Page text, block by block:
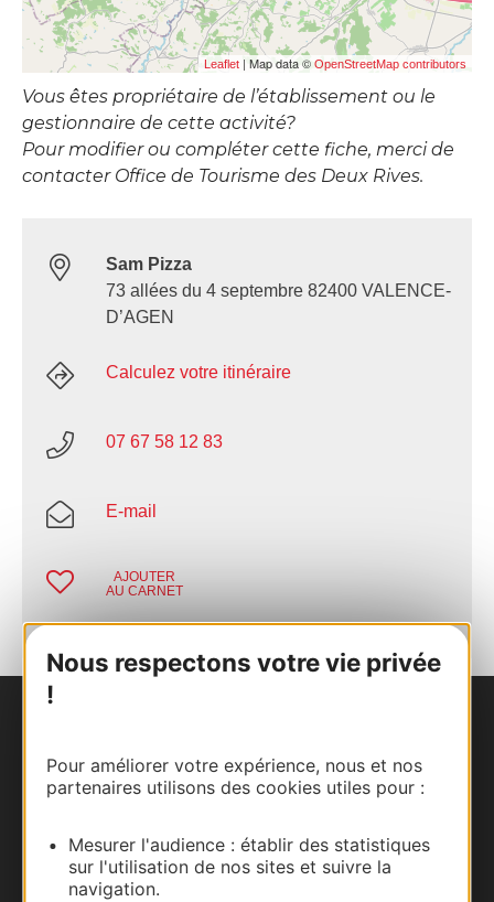
Nous respectons votre vie privée
!
Pour améliorer votre expérience, nous et nos
partenaires utilisons des cookies utiles pour :
Mesurer l'audience : établir des statistiques
sur l'utilisation de nos sites et suivre la
navigation.
Leaflet | Map data © OpenStreetMap contributors
Vous êtes propriétaire de l’établissement ou le
gestionnaire de cette activité?
Pour modifier ou compléter cette fiche, merci de
contacter Office de Tourisme des Deux Rives.
Sam Pizza
73 allées du 4 septembre 82400 VALENCE-
D’AGEN
Calculez votre itinéraire
07 67 58 12 83
E-mail
AJOUTER
AU CARNET
Carte interactive
Documentation